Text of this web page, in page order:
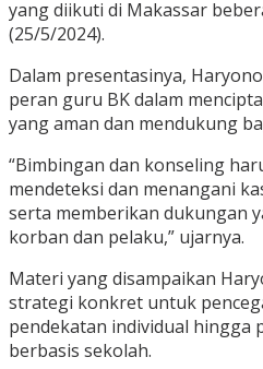
yang diikuti di Makassar
(25/5/2024).
Dalam presentasinya,
peran guru BK dalam
yang aman dan mendukung
“Bimbingan dan konseling
mendeteksi dan menangani
serta memberikan dukungan
korban dan pelaku,” ujarnya.
Materi yang disampaikan
strategi konkret untuk
pendekatan individual hingga
berbasis sekolah.